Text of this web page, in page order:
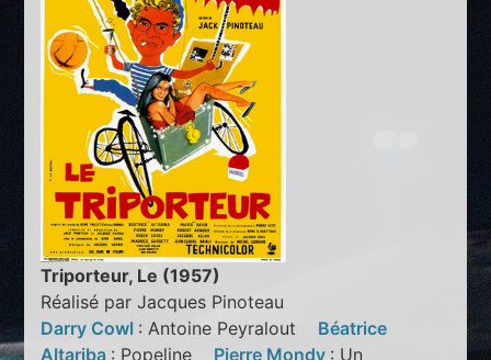
Triporteur, Le (1957)
Réalisé par Jacques Pinoteau
Darry Cowl : Antoine Peyralout Béatrice
Altariba : Popeline Pierre Mondy : Un